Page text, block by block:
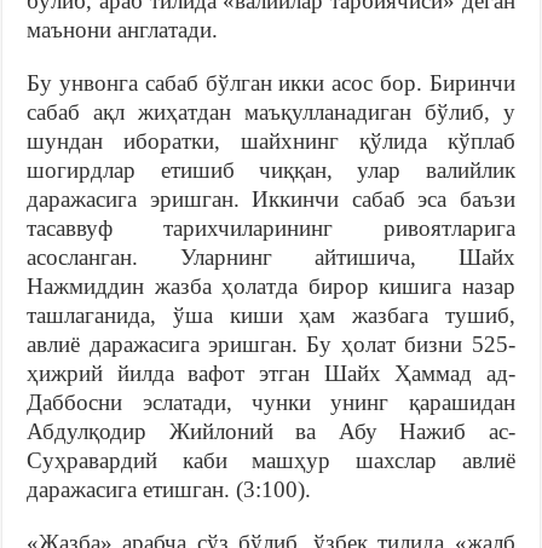
маънони англатади.
Бу унвонга сабаб бўлган икки асос бор. Биринчи
сабаб ақл жиҳатдан маъқулланадиган бўлиб, у
шундан иборатки, шайхнинг қўлида кўплаб
шогирдлар етишиб чиққан, улар валийлик
даражасига эришган. Иккинчи сабаб эса баъзи
тасаввуф тарихчиларининг ривоятларига
асосланган. Уларнинг айтишича, Шайх
Нажмиддин жазба ҳолатда бирор кишига назар
ташлаганида, ўша киши ҳам жазбага тушиб,
авлиё даражасига эришган. Бу ҳолат бизни 525-
ҳижрий йилда вафот этган Шайх Ҳаммад ад-
Даббосни эслатади, чунки унинг қарашидан
Абдулқодир Жийлоний ва Абу Нажиб ас-
Суҳравардий каби машҳур шахслар авлиё
даражасига етишган. (3:100).
«Жазба» арабча сўз бўлиб, ўзбек тилида «жалб